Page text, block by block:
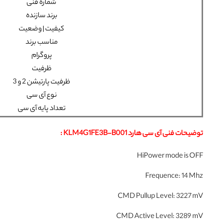
شماره فنی
برند سازنده
کیفیت | وضعیت
مناسب برند
پروگرام
ظرفیت
ظرفیت پارتیشن 2 و 3
نوع آی سی
تعداد پایه آی سی
توضیحات فنی آی سی هارد KLM4G1FE3B-B001 :
HiPower mode is OFF
Frequence: 14 Mhz
CMD Pullup Level: 3227 mV
CMD Active Level: 3289 mV